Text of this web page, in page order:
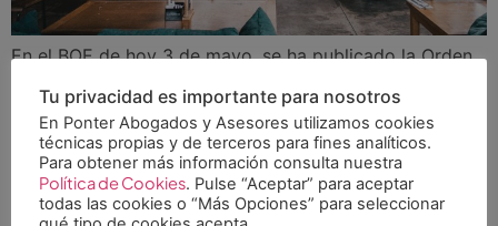
En el BOE de hoy 3 de mayo, se ha publicado la Orden
condiciones para la apertura al público de
determinados comercios y servicios. En la misma, se
establece que podrá procederse a la reapertura al
público de establecimientos y locales comerciales
minoristas, y actividades de servicios profesionales, […]
Tu privacidad es importante para nosotros
En Ponter Abogados y Asesores utilizamos cookies
técnicas propias y de terceros para fines analíticos.
Para obtener más información consulta nuestra
Política de Cookies. Pulse “Aceptar” para aceptar
todas las cookies o “Más Opciones” para seleccionar